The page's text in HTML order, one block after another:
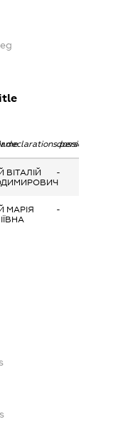
ВІТАЛІЙ
-
МАРІЯ
-